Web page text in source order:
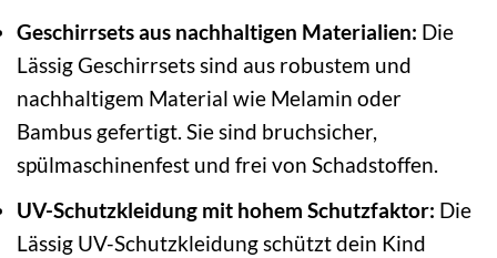
Geschirrsets aus nachhaltigen Materialien: Die
Lässig Geschirrsets sind aus robustem und
nachhaltigem Material wie Melamin oder
Bambus gefertigt. Sie sind bruchsicher,
spülmaschinenfest und frei von Schadstoffen.
UV-Schutzkleidung mit hohem Schutzfaktor: Die
Lässig UV-Schutzkleidung schützt dein Kind